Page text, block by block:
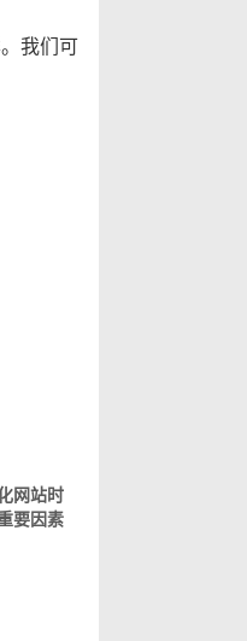
我们可
网站时
要因素